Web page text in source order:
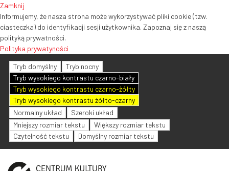
Zamknij
Informujemy, że nasza strona może wykorzystywać pliki cookie (tzw.
ciasteczka) do identyfikacji sesji użytkownika. Zapoznaj się z naszą
polityką prywatności.
Polityka prywatyności
Tryb domyślny
Tryb nocny
Tryb wysokiego kontrastu czarno-biały
Tryb wysokiego kontrastu czarno-żółty
Tryb wysokiego kontrastu żółto-czarny
Normalny układ
Szeroki układ
Mniejszy rozmiar tekstu
Większy rozmiar tekstu
Czytelność tekstu
Domyślny rozmiar tekstu